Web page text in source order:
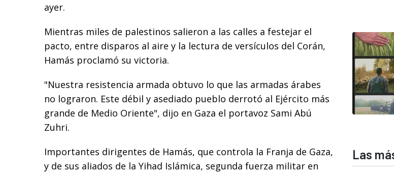
ayer.
Mientras miles de palestinos salieron a las calles a festejar el
pacto, entre disparos al aire y la lectura de versículos del Corán,
Hamás proclamó su victoria.
"Nuestra resistencia armada obtuvo lo que las armadas árabes
no lograron. Este débil y asediado pueblo derrotó al Ejército más
grande de Medio Oriente", dijo en Gaza el portavoz Sami Abú
Zuhri.
Importantes dirigentes de Hamás, que controla la Franja de Gaza,
y de sus aliados de la Yihad Islámica, segunda fuerza militar en
Las